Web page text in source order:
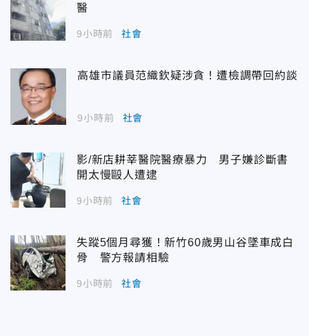
醫
9小時前 社會
高雄市議員范織欽疑涉貪！遭檢調帶回約談
9小時前 社會
影/新店耕莘醫院醫療暴力 男子嫌診斷書
開太慢毆人遭逮
9小時前 社會
失蹤5個月尋獲！新竹60歲男山谷墜車成白
骨 警方報請相驗
9小時前 社會